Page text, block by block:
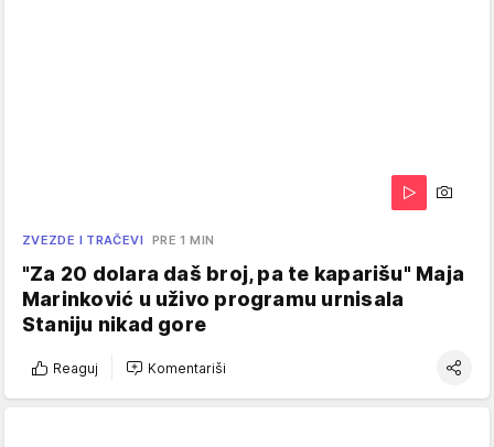
ZVEZDE I TRAČEVI PRE 1 MIN
"Za 20 dolara daš broj, pa te kaparišu" Maja
Marinković u uživo programu urnisala
Staniju nikad gore
Reaguj Komentariši